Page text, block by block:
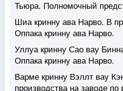
Тьюра. Полномочный
Шиа кринну ава Нарво. В
Оппака кринну ава Нарво.
Уллуа кринну Сао вау
Оппака кринну ава Нарво.
Варме кринну Вэллт вау
производства на заводе по